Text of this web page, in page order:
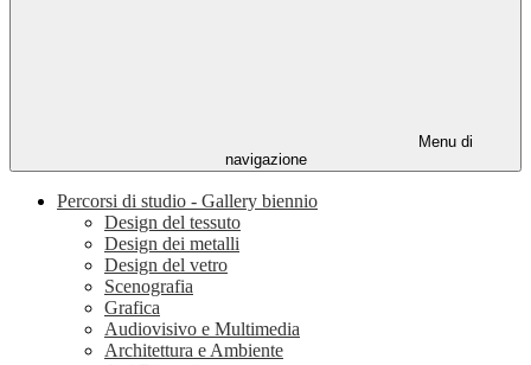
Menu di
navigazione
Percorsi di studio - Gallery biennio
Design del tessuto
Design dei metalli
Design del vetro
Scenografia
Grafica
Audiovisivo e Multimedia
Architettura e Ambiente